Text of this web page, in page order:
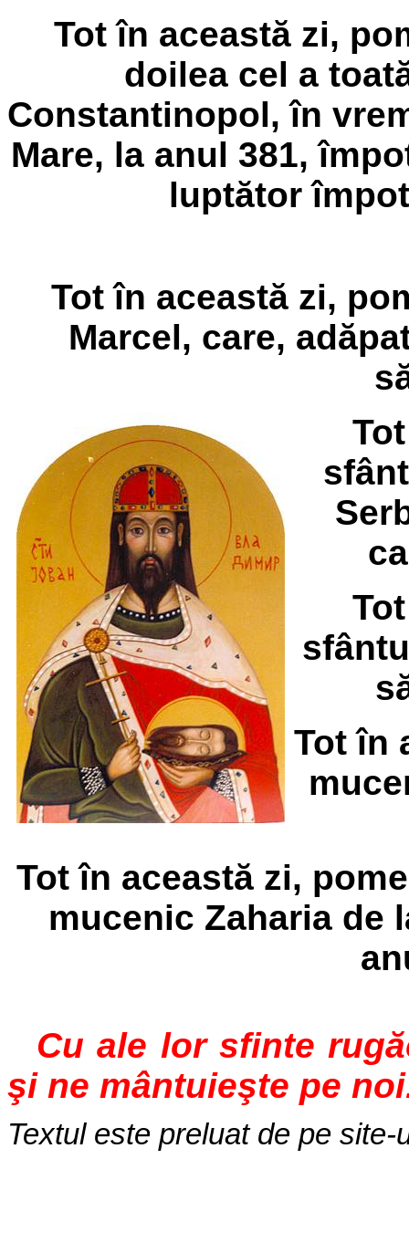
Tot în această zi,
doilea cel a
Constantinopol, în
Mare, la anul 381,
luptător
Tot în această zi,
Marcel, care,
Tot în
Tot în această zi,
mucenic Zaharia de
Cu ale lor sfinte
şi ne mântuieşte pe
Textul este preluat de pe